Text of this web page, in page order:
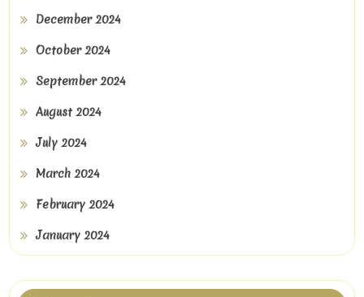
December 2024
October 2024
September 2024
August 2024
July 2024
March 2024
February 2024
January 2024